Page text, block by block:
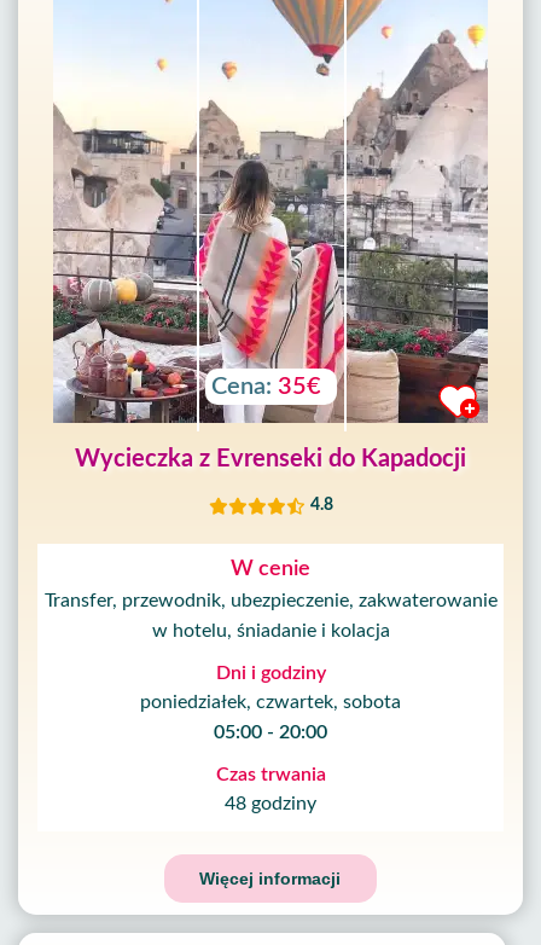
Cena: 35€
Wycieczka z Evrenseki do Kapadocji
4.8
W cenie
Transfer, przewodnik, ubezpieczenie, zakwaterowanie
w hotelu, śniadanie i kolacja
Dni i godziny
poniedziałek, czwartek, sobota
05:00 - 20:00
Czas trwania
48 godziny
Więcej informacji